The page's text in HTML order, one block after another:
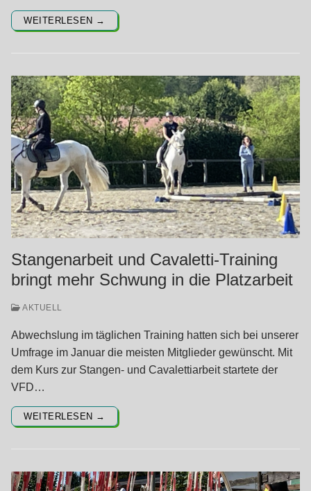
WEITERLESEN →
Stangenarbeit und Cavaletti-Training
bringt mehr Schwung in die Platzarbeit
AKTUELL
Abwechslung im täglichen Training hatten sich bei unserer
Umfrage im Januar die meisten Mitglieder gewünscht. Mit
dem Kurs zur Stangen- und Cavalettiarbeit startete der
VFD…
WEITERLESEN →